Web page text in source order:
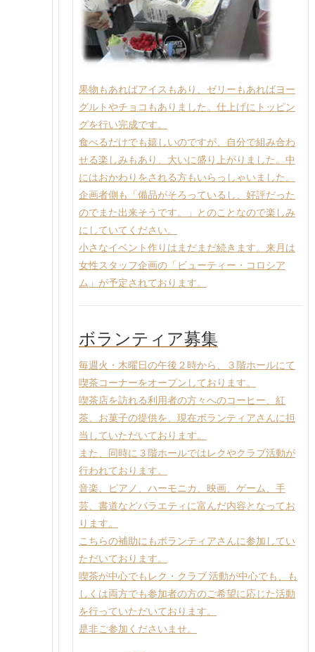
果物もあればアイスもあり、ゼリーもあればヨー
グルトやチョコもありました。仕上げにトッピン
グを行い完成です。
食べるだけでも嬉しいのですが、自分で組み合わ
せる楽しみもあり、大いに盛り上がりました。中
にはおかわりをされる方もいらっしゃいました。
企画者側も「備品がそろっているし、好評だった
のでまた出来そうです。」とのことなので楽しみ
にしていてください。
小さなイベント作りはまだまだ続きます。来月は
女性スタッフ企画の「ビューティー・コロシア
ム」が予定されております。
ボランティア募集
毎週火・木曜日の午後２時から、３階ホールにて
喫茶コーナーをオープンしております。
喫茶店を訪れる利用者の方々へのコーヒー、紅
茶、お菓子の提供を、現在ボランティアさんに担
当していただいております。
また、同時に３階ホールではレクやクラブ活動が
行われております。
音楽、ピアノ、ハーモニカ、映画、ゲーム、手
芸、書道などバラエティに富んだ内容となってお
ります。
こちらの補助にもボランティアさんに参加してい
ただいております。
喫茶が中心でもレク・クラブ 活動が中心でも、も
しくは両方でも参加者の方のご希望に応じた活動
を行っていただいております。
是非ご参加くださいませ。